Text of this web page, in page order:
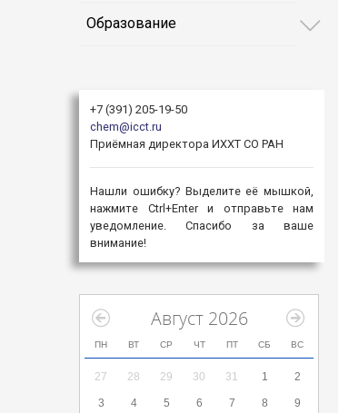
Образование
+7 (391) 205-19-50
chem@icct.ru
Приёмная директора ИХХТ СО РАН
Нашли ошибку? Выделите её мышкой,
нажмите Ctrl+Enter и отправьте нам
уведомление. Спасибо за ваше
внимание!
Август 2026
ПН ВТ СР ЧТ ПТ СБ ВС
27 28 29 30 31 1 2
3 4 5 6 7 8 9